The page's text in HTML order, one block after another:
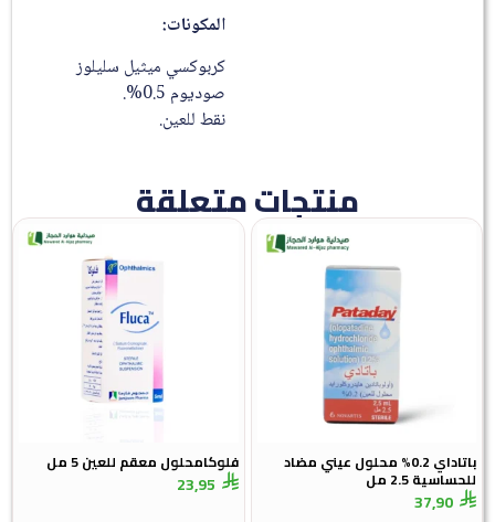
المكونات:
كربوكسي ميثيل سليلوز
صوديوم 0.5%.
نقط للعين.
منتجات متعلقة
باتاداي 0.2% محلول عيني مضاد
للحساسية 2.5 مل
37,90
فلوكامحلول معقم للعين 5 مل
23,95